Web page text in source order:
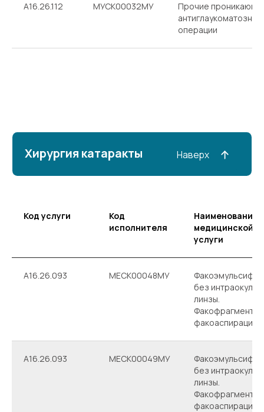
A16.26.112 МУСК00032МУ
Прочие
антиглаукоматозные
операции
Код услуги
Код
исполнителя
Наименование
медицинской
услуги
A16.26.093 МЕСК00048МУ
без
линзы.
факоаспирация
A16.26.093 МЕСК00049МУ
без
линзы.
факоаспирация